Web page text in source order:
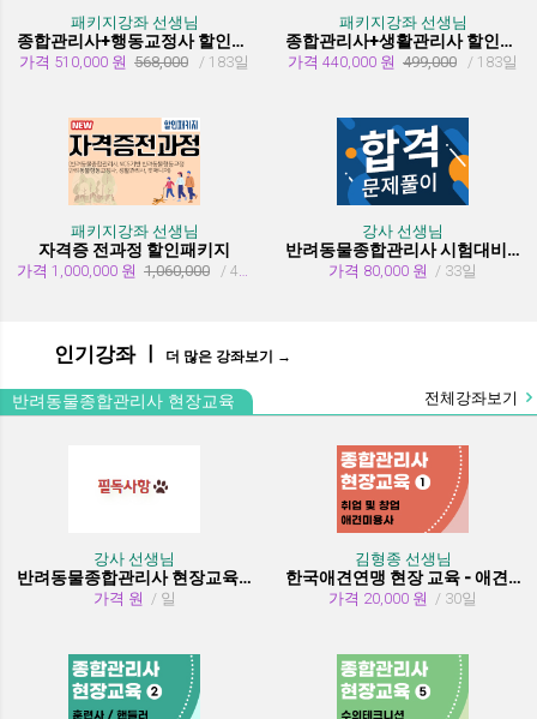
패키지강좌 선생님
종합관리사+행동교정사 할인패키지과정
가격 510,000 원 568,000 / 183일
패키지강좌 선생님
종합관리사+생활관리사 할인패키지과정
가격 440,000 원 499,000 / 183일
패키지강좌 선생님
자격증 전과정 할인패키지
가격 1,000,000 원 1,060,000 / 455일
강사 선생님
반려동물종합관리사 시험대비 유형문제 풀이
가격 80,000 원 / 33일
인기강좌 ㅣ 더 많은 강좌보기 →
반려동물종합관리사 현장교육 전체강좌보기
강사 선생님
반려동물종합관리사 현장교육 수강시 필독사항
가격 원 / 일
김형종 선생님
한국애견연맹 현장 교육 - 애견미용사 취업 및 창업
가격 20,000 원 / 30일